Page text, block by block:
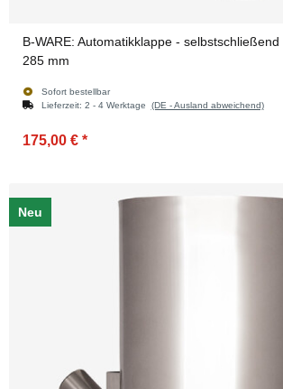
B-WARE: Automatikklappe -
285 mm
Sofort bestellbar
Lieferzeit: 2 - 4 Werktage (DE - Ausland abweichend)
175,00 € *
Neu